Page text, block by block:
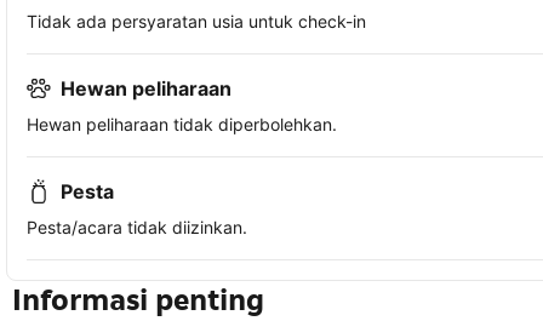
Tidak ada persyaratan usia untuk check-in
Hewan peliharaan
Hewan peliharaan tidak diperbolehkan.
Pesta
Pesta/acara tidak diizinkan.
Informasi penting